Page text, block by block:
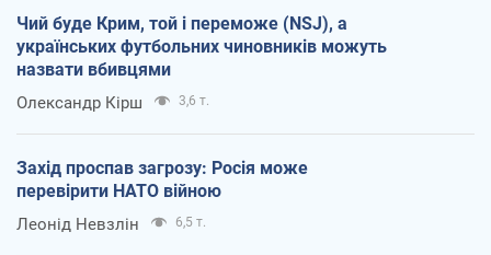
Чий буде Крим, той і переможе (NSJ), а
українських футбольних чиновників можуть
назвати вбивцями
Олександр Кірш 3,6 т.
Захід проспав загрозу: Росія може
перевірити НАТО війною
Леонід Невзлін 6,5 т.